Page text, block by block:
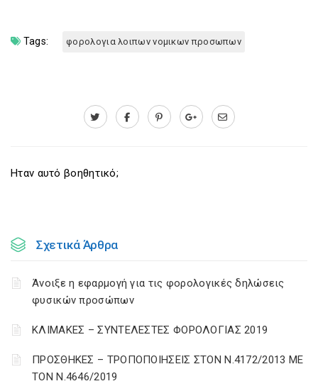
Tags: φορολογια λοιπων νομικων προσωπων
Ηταν αυτό βοηθητικό;
Σχετικά Άρθρα
Άνοιξε η εφαρμογή για τις φορολογικές δηλώσεις
φυσικών προσώπων
ΚΛΙΜΑΚΕΣ – ΣΥΝΤΕΛΕΣΤΕΣ ΦΟΡΟΛΟΓΙΑΣ 2019
ΠΡΟΣΘΗΚΕΣ – ΤΡΟΠΟΠΟΙΗΣΕΙΣ ΣΤΟΝ Ν.4172/2013 ΜΕ
ΤΟΝ Ν.4646/2019